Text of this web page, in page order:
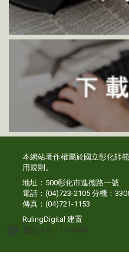
本網站著作權屬於國立彰化師
用規則 。
地址：500彰化市進德路一號
電話：(04)723-2105 分機：
傳真：(04)721-1153
RulingDigital建置
造訪人次 : 1114350